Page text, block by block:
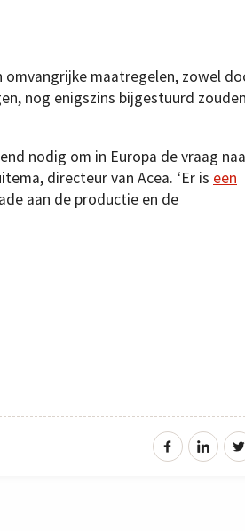
maatregelen, zowel
nog enigszins bijgestuurd zouden
nodig om in Europa de vraag
directeur van Acea. ‘Er is een
aan de productie en de